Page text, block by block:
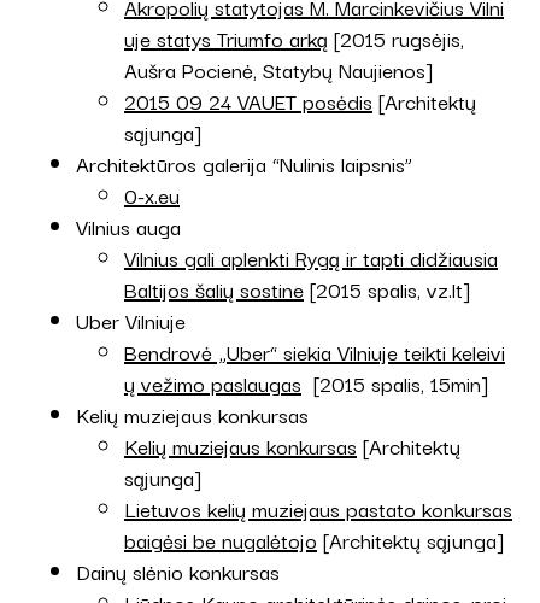
Akropolių statytojas M. Marcinkevičius Vilni
uje statys Triumfo arką [2015 rugsėjis,
Aušra Pocienė, Statybų Naujienos]
2015 09 24 VAUET posėdis [Architektų
sąjunga]
Architektūros galerija “Nulinis laipsnis”
0-x.eu
Vilnius auga
Vilnius gali aplenkti Rygą ir tapti didžiausia
Baltijos šalių sostine[2015 spalis, vz.lt]
Uber Vilniuje
Bendrovė „Uber“ siekia Vilniuje teikti keleivi
ų vežimo paslaugas [2015 spalis, 15min]
Kelių muziejaus konkursas
Kelių muziejaus konkursas [Architektų
sąjunga]
Lietuvos kelių muziejaus pastato konkursas
baigėsi be nugalėtojo [Architektų sąjunga]
Dainų slėnio konkursas